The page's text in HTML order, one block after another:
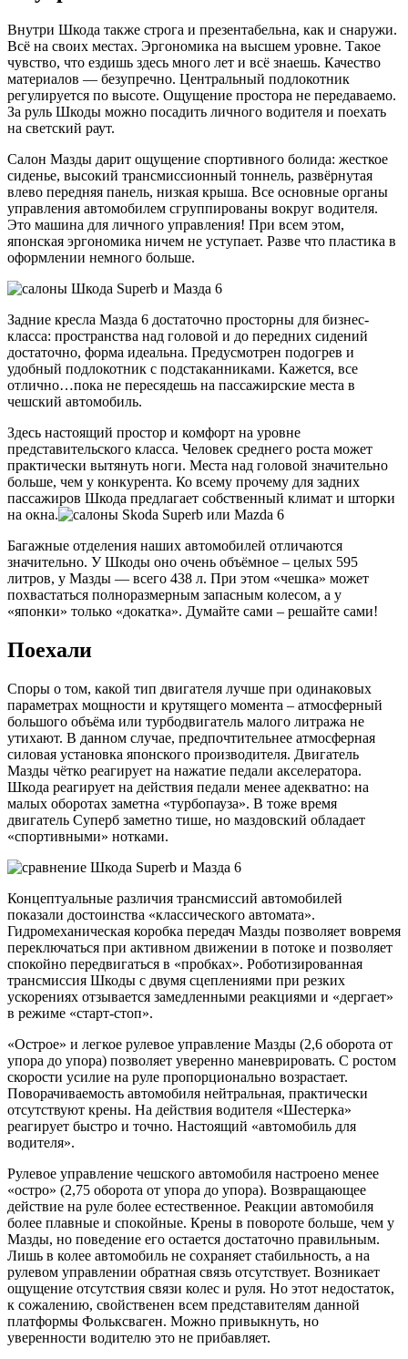
Внутри Шкода также строга и презентабельна, как и снаружи.
Всё на своих местах. Эргономика на высшем уровне. Такое
чувство, что ездишь здесь много лет и всё знаешь. Качество
материалов — безупречно. Центральный подлокотник
регулируется по высоте. Ощущение простора не передаваемо.
За руль Шкоды можно посадить личного водителя и поехать
на светский раут.
Салон Мазды дарит ощущение спортивного болида: жесткое
сиденье, высокий трансмиссионный тоннель, развёрнутая
влево передняя панель, низкая крыша. Все основные органы
управления автомобилем сгруппированы вокруг водителя.
Это машина для личного управления! При всем этом,
японская эргономика ничем не уступает. Разве что пластика в
оформлении немного больше.
Задние кресла Мазда 6 достаточно просторны для бизнес-
класса: пространства над головой и до передних сидений
достаточно, форма идеальна. Предусмотрен подогрев и
удобный подлокотник с подстаканниками. Кажется, все
отлично…пока не пересядешь на пассажирские места в
чешский автомобиль.
Здесь настоящий простор и комфорт на уровне
представительского класса. Человек среднего роста может
практически вытянуть ноги. Места над головой значительно
больше, чем у конкурента. Ко всему прочему для задних
пассажиров Шкода предлагает собственный климат и шторки
на окна.
Багажные отделения наших автомобилей отличаются
значительно. У Шкоды оно очень объёмное – целых 595
литров, у Мазды — всего 438 л. При этом «чешка» может
похвастаться полноразмерным запасным колесом, а у
«японки» только «докатка». Думайте сами – решайте сами!
Поехали
Споры о том, какой тип двигателя лучше при одинаковых
параметрах мощности и крутящего момента – атмосферный
большого объёма или турбодвигатель малого литража не
утихают. В данном случае, предпочтительнее атмосферная
силовая установка японского производителя. Двигатель
Мазды чётко реагирует на нажатие педали акселератора.
Шкода реагирует на действия педали менее адекватно: на
малых оборотах заметна «турбопауза». В тоже время
двигатель Суперб заметно тише, но маздовский обладает
«спортивными» нотками.
Концептуальные различия трансмиссий автомобилей
показали достоинства «классического автомата».
Гидромеханическая коробка передач Мазды позволяет вовремя
переключаться при активном движении в потоке и позволяет
спокойно передвигаться в «пробках». Роботизированная
трансмиссия Шкоды с двумя сцеплениями при резких
ускорениях отзывается замедленными реакциями и «дергает»
в режиме «старт-стоп».
«Острое» и легкое рулевое управление Мазды (2,6 оборота от
упора до упора) позволяет уверенно маневрировать. С ростом
скорости усилие на руле пропорционально возрастает.
Поворачиваемость автомобиля нейтральная, практически
отсутствуют крены. На действия водителя «Шестерка»
реагирует быстро и точно. Настоящий «автомобиль для
водителя».
Рулевое управление чешского автомобиля настроено менее
«остро» (2,75 оборота от упора до упора). Возвращающее
действие на руле более естественное. Реакции автомобиля
более плавные и спокойные. Крены в повороте больше, чем у
Мазды, но поведение его остается достаточно правильным.
Лишь в колее автомобиль не сохраняет стабильность, а на
рулевом управлении обратная связь отсутствует. Возникает
ощущение отсутствия связи колес и руля. Но этот недостаток,
к сожалению, свойственен всем представителям данной
платформы Фольксваген. Можно привыкнуть, но
уверенности водителю это не прибавляет.